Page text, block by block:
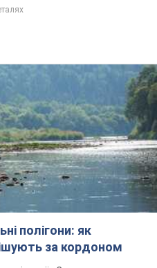
полігони: як
за кордоном
із країн Європи
злива:
річки.
та